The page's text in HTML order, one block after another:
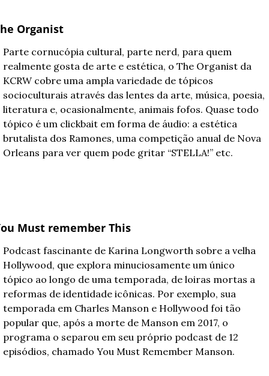
Organist
Parte cornucópia cultural, parte nerd, para quem
realmente gosta de arte e estética, o The Organist da
KCRW cobre uma ampla variedade de tópicos
socioculturais através das lentes da arte, música, poesia,
literatura e, ocasionalmente, animais fofos. Quase todo
tópico é um clickbait em forma de áudio: a estética
brutalista dos Ramones, uma competição anual de Nova
Orleans para ver quem pode gritar “STELLA!” etc.
Must remember This
Podcast fascinante de Karina Longworth sobre a velha
Hollywood, que explora minuciosamente um único
tópico ao longo de uma temporada, de loiras mortas a
reformas de identidade icônicas. Por exemplo, sua
temporada em Charles Manson e Hollywood foi tão
popular que, após a morte de Manson em 2017, o
programa o separou em seu próprio podcast de 12
episódios, chamado You Must Remember Manson.